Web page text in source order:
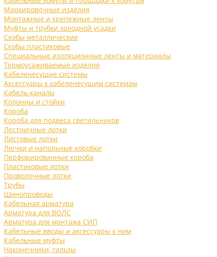
Маркировочные изделия
Монтажные и крепежные ленты
Муфты и трубки холодной усадки
Скобы металлические
Скобы пластиковые
Специальные изоляционные ленты и материалы
Термоусаживаемые изделия
Кабеленесущие системы
Аксессуары к кабеленесущим системам
Кабель-каналы
Колонны и стойки
Короба
Короба для подвеса светильников
Лестничные лотки
Листовые лотки
Лючки и напольные коробки
Перфорированные короба
Пластиковые лотки
Проволочные лотки
Трубы
Шинопроводы
Кабельная арматура
Арматура для ВОЛС
Арматура для монтажа СИП
Кабельные вводы и аксессуары к ним
Кабельные муфты
Наконечники, гильзы